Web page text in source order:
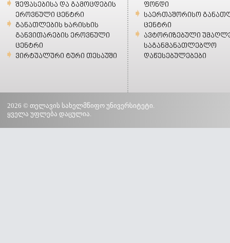
შეფასებისა და გამოცდების
ეროვნული ცენტრი
განათლების ხარისხის
განვითარების ეროვნული
ცენტრი
ვირტუალური ტური თესაუში
ფონდი
საერთაშორისო
ცენტრი
ავტორიზებული
საგანმანათლებლო
დაწესებულებები
2026 © თელავის სახელმწიფო უნივერსიტეტი.
ყველა უფლება დაცულია.